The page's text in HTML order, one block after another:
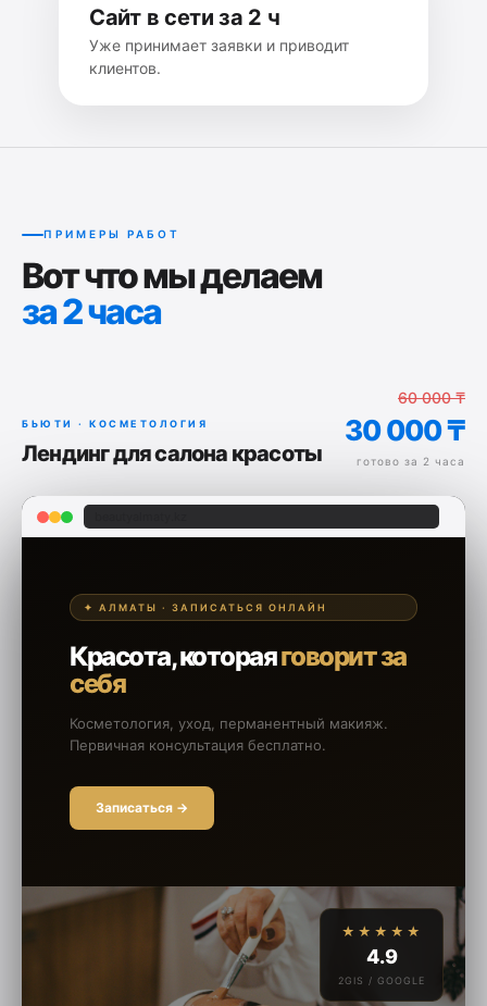
Сайт в сети за 2 ч
Уже принимает заявки и приводит
клиентов.
ПРИМЕРЫ РАБОТ
Вот что мы делаем
за 2 часа
БЬЮТИ · КОСМЕТОЛОГИЯ
Лендинг для салона красоты
60 000 ₸
30 000 ₸
готово за 2 часа
✦ АЛМАТЫ · ЗАПИСАТЬСЯ ОНЛАЙН
Красота, котораяговорит за
себя
Косметология, уход, перманентный макияж.
Первичная консультация бесплатно.
Записаться →
★★★★★
4.9
2GIS / GOOGLE